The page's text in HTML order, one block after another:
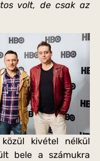
volt, de csak az
kivétel nélkül
bele a számukra